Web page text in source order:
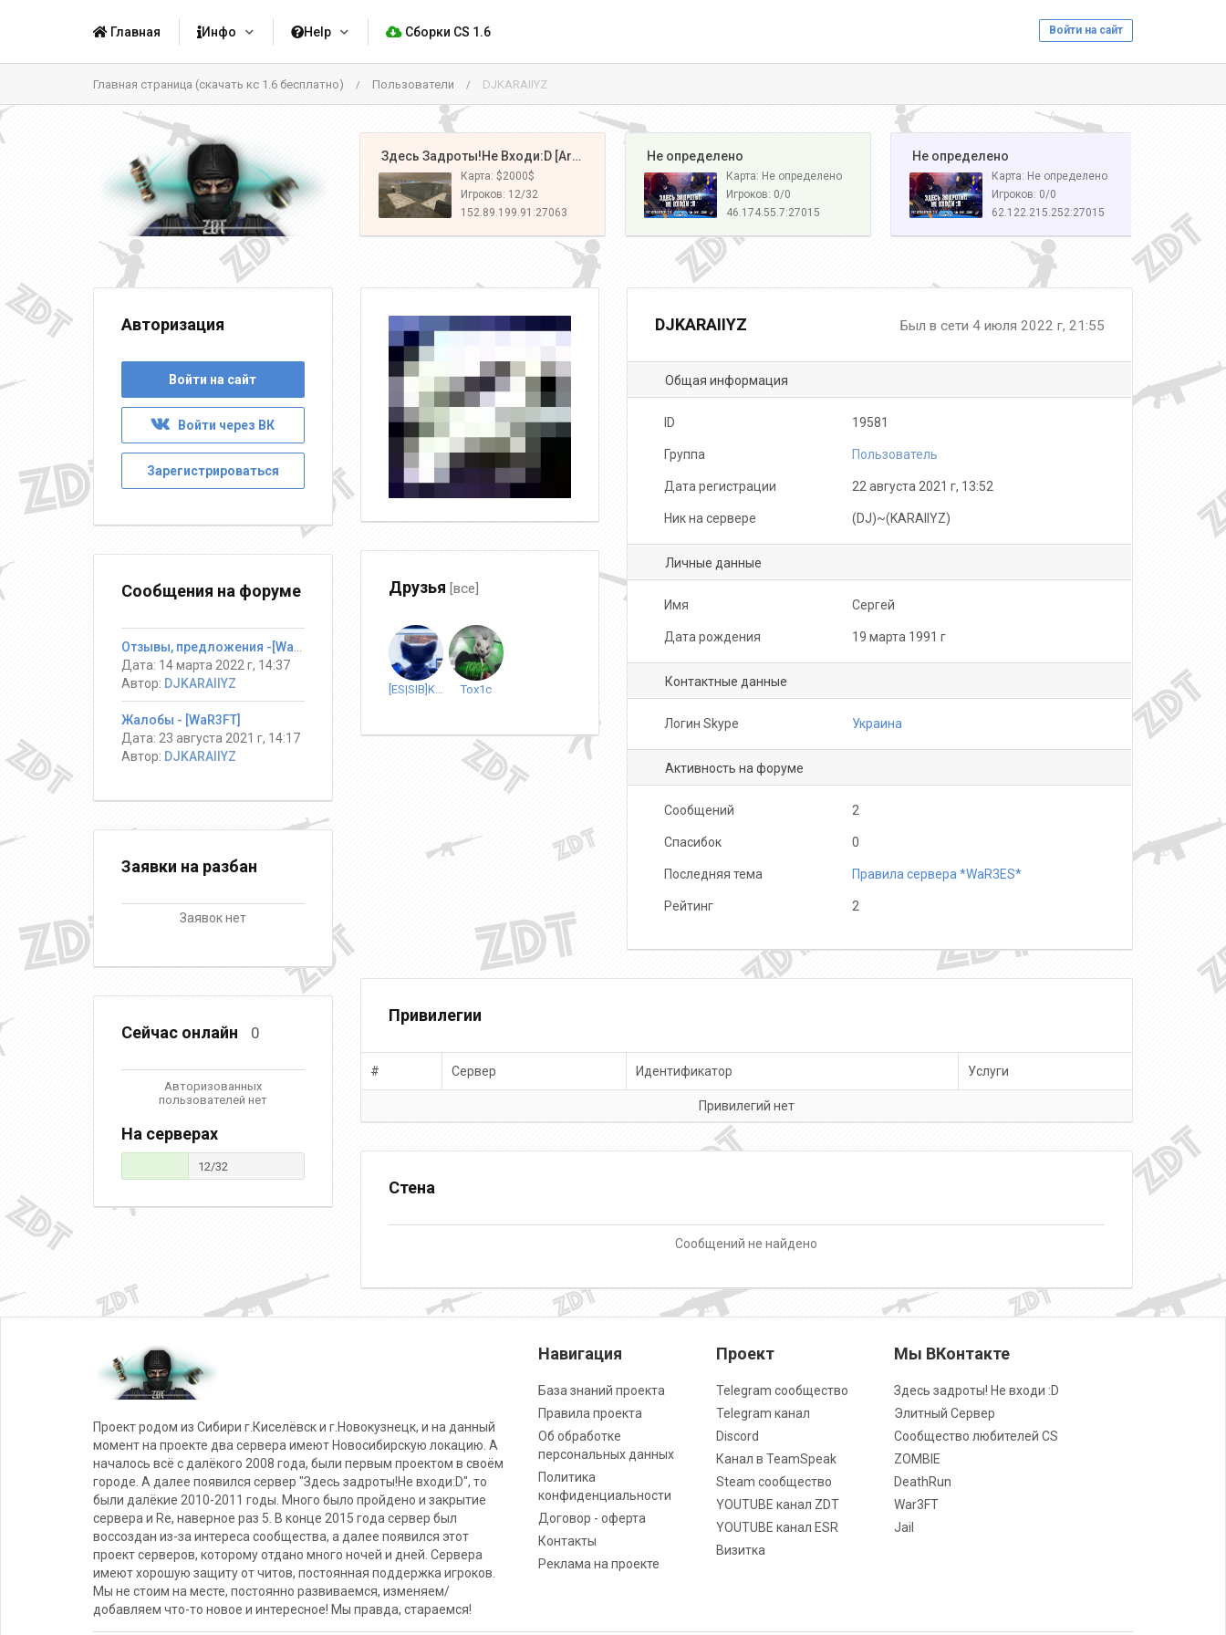
Войти на сайт
Главная Инфо Help Сборки CS 1.6
Главная страница (скачать кс 1.6 бесплатно) / Пользователи / DJKARAIIYZ
️ Здесь Задроты!Не Входи:D [Army#1]
Карта: $2000$
Игроков: 12/32
152.89.199.91:27063
️ Не определено
Карта: Не определено
Игроков: 0/0
46.174.55.7:27015
️ Не определено
Карта: Не определено
Игроков: 0/0
62.122.215.252:27015
Друзья [все]
[ES|SIB]KoTuK^^ Tox1c
DJKARAIIYZ Был в сети 4 июля 2022 г, 21:55
Общая информация
ID 19581
Группа Пользователь
Дата регистрации 22 августа 2021 г, 13:52
Ник на сервере (DJ)~(KARAIIYZ)
Личные данные
Имя Сергей
Дата рождения 19 марта 1991 г
Контактные данные
Логин Skype Украина
Активность на форуме
Сообщений 2
Спасибок 0
Последняя тема Правила сервера *WaR3ES*
Рейтинг 2
Привилегии
# Сервер Идентификатор Услуги
Привилегий нет
Стена
Сообщений не найдено
Авторизация
Войти на сайт
Войти через ВК
Зарегистрироваться
Сообщения на форуме
Дата: 14 марта 2022 г, 14:37
Автор: DJKARAIIYZ
Жалобы - [WaR3FT]
Дата: 23 августа 2021 г, 14:17
Автор: DJKARAIIYZ
Заявки на разбан
Заявок нет
Сейчас онлайн 0
Авторизованных
пользователей нет
На серверах
12/32
Проект родом из Сибири г.Киселёвск и г.Новокузнецк, и на данный
момент на проекте два сервера имеют Новосибирскую локацию. А
началось всё с далёкого 2008 года, были первым проектом в своём
городе. А далее появился сервер "Здесь задроты!Не входи:D", то
были далёкие 2010-2011 годы. Много было пройдено и закрытие
сервера и Re, наверное раз 5. В конце 2015 года сервер был
воссоздан из-за интереса сообщества, а далее появился этот
проект серверов, которому отдано много ночей и дней. Сервера
имеют хорошую защиту от читов, постоянная поддержка игроков.
Мы не стоим на месте, постоянно развиваемся, изменяем/
добавляем что-то новое и интересное! Мы правда, стараемся!
Навигация
База знаний проекта
Правила проекта
Об обработке
персональных данных
Политика
конфиденциальности
Договор - оферта
Контакты
Реклама на проекте
Проект
Telegram сообщество
Telegram канал
Discord
Канал в TeamSpeak
Steam сообщество
YOUTUBE канал ZDT
YOUTUBE канал ESR
Визитка
Мы ВКонтакте
Здесь задроты! Не входи :D
Элитный Сервер
Сообщество любителей CS
ZOMBIE
DeathRun
War3FT
Jail